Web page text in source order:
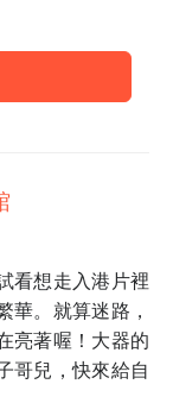
看想走入港片裡
華。就算迷路，
亮著喔！大器的
哥兒，快來給自